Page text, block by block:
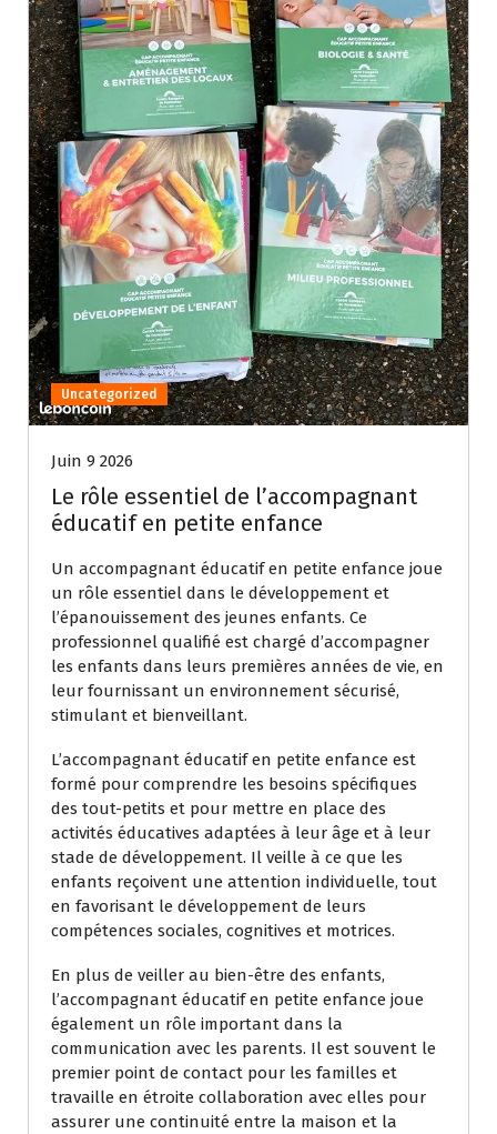
Uncategorized
Juin 9 2026
Le rôle essentiel de l’accompagnant
éducatif en petite enfance
Un accompagnant éducatif en petite enfance joue
un rôle essentiel dans le développement et
l’épanouissement des jeunes enfants. Ce
professionnel qualifié est chargé d’accompagner
les enfants dans leurs premières années de vie, en
leur fournissant un environnement sécurisé,
stimulant et bienveillant.
L’accompagnant éducatif en petite enfance est
formé pour comprendre les besoins spécifiques
des tout-petits et pour mettre en place des
activités éducatives adaptées à leur âge et à leur
stade de développement. Il veille à ce que les
enfants reçoivent une attention individuelle, tout
en favorisant le développement de leurs
compétences sociales, cognitives et motrices.
En plus de veiller au bien-être des enfants,
l’accompagnant éducatif en petite enfance joue
également un rôle important dans la
communication avec les parents. Il est souvent le
premier point de contact pour les familles et
travaille en étroite collaboration avec elles pour
assurer une continuité entre la maison et la